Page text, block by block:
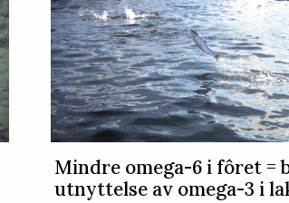
Mindre omega-6 i fôret =
utnyttelse av omega-3 i